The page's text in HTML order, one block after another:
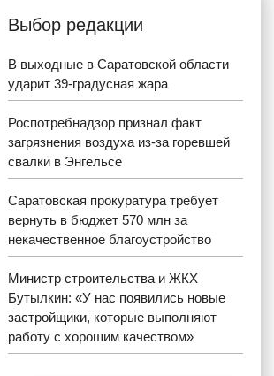
Выбор редакции
В выходные в Саратовской области
ударит 39-градусная жара
Роспотребнадзор признал факт
загрязнения воздуха из-за горевшей
свалки в Энгельсе
Саратовская прокуратура требует
вернуть в бюджет 570 млн за
некачественное благоустройство
Министр строительства и ЖКХ
Бутылкин: «У нас появились новые
застройщики, которые выполняют
работу с хорошим качеством»